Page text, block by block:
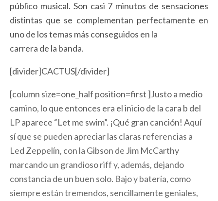
público musical. Son casi 7 minutos de sensaciones
distintas que se complementan perfectamente en
uno de los temas más conseguidos en la
carrera de la banda.
[divider]CACTUS[/divider]
[column size=one_half position=first ]Justo a medio
camino, lo que entonces era el inicio de la cara b del
LP aparece “Let me swim”. ¡Qué gran canción! Aquí
sí que se pueden apreciar las claras referencias a
Led Zeppelín, con la Gibson de Jim McCarthy
marcando un grandioso riff y, además, dejando
constancia de un buen solo. Bajo y batería, como
siempre están tremendos, sencillamente geniales,